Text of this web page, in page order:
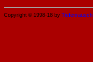
Copyright © 1998-18 by Tiefenrausch